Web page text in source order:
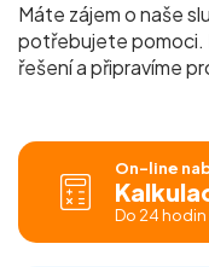
Máte zájem o naše
potřebujete pomoci.
řešení a připravíme
On-line
Do 24